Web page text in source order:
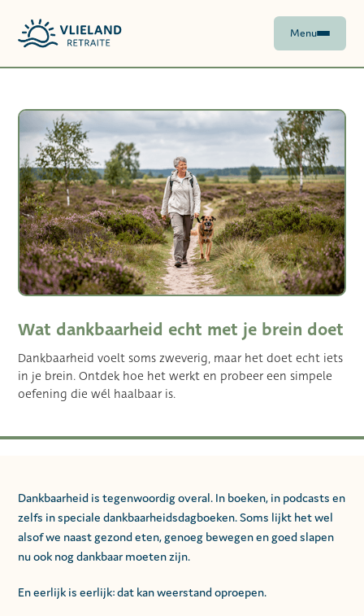
Menu
Wat dankbaarheid echt met je brein doet
Dankbaarheid voelt soms zweverig, maar het doet echt iets
in je brein. Ontdek hoe het werkt en probeer een simpele
oefening die wél haalbaar is.
Dankbaarheid is tegenwoordig overal. In boeken, in podcasts en
zelfs in speciale dankbaarheidsdagboeken. Soms lijkt het wel
alsof we naast gezond eten, genoeg bewegen en goed slapen
nu ook nog dankbaar moeten zijn.
En eerlijk is eerlijk: dat kan weerstand oproepen.